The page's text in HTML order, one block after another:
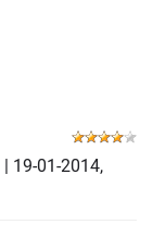
19-01-2014,